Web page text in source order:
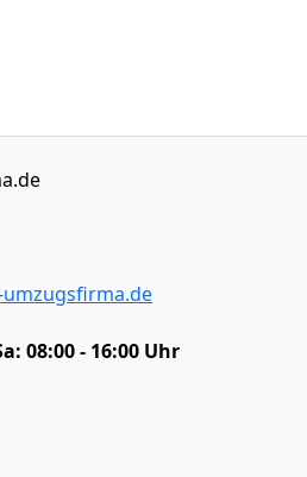
08:00 - 16:00 Uhr